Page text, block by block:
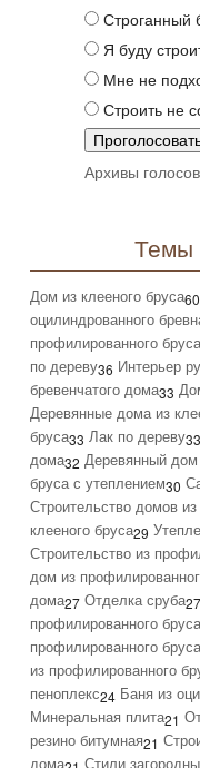
Строганный
Я буду
Мне не
Строить не
Архивы
Темы
Дом из клееного бруса60
оцилиндрованного
профилированного бруса
по дереву36 Интерьер
бревенчатого дома33
Деревянные дома из
бруса33 Лак по дереву33
дома32 Деревянный дом
бруса с утеплением30
Строительство домов
клееного бруса29
Строительство из
дом из
дома27 Отделка сруба27
профилированного бруса
профилированного бруса
из профилированного
пеноплекс24 Баня из
Минеральная плита21
резино битумная21
дома
Стили